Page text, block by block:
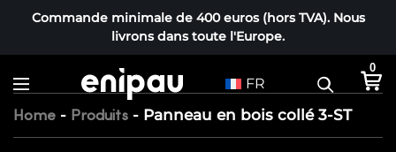
Commande minimale de 400 euros (hors TVA). Nous
livrons dans toute l'Europe.
FR
0
Home - Produits - Panneau en bois collé 3-ST